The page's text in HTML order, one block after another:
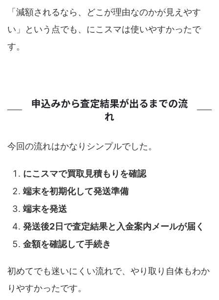
「減額されるなら、どこが理由なのかが見えやす
い」という点でも、にこスマは使いやすかったで
す。
申込みから査定結果が出るまでの流
れ
今回の流れはかなりシンプルでした。
にこスマで買取見積もりを確認
端末を初期化して発送準備
端末を発送
発送後2日で査定結果と入金案内メールが届く
金額を確認して手続き
初めてでも迷いにくい流れで、やり取り自体もわか
りやすかったです。